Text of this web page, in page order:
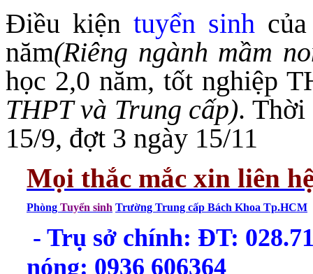
Điều kiện tuyển sinh
năm(Riêng ngành mầm
học 2,0 năm, tốt nghiệp
THPT và Trung cấp). Thời
15/9, đợt 3 ngày 15/11
Mọi thắc mắc xin liên
Phòng Tuyển sinh Trường Trung cấp Bách Khoa Tp.HCM
- Trụ sở chính: ĐT:
nóng: 0936 606364